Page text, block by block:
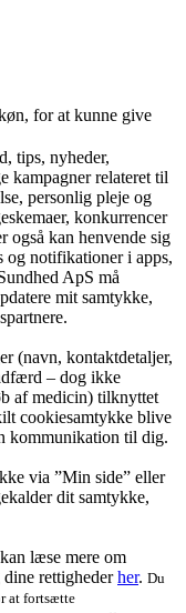
for at kunne give
tips, nyheder,
kampagner relateret til
personlig pleje og
konkurrencer
også kan henvende sig
og notifikationer i apps,
ApS må
mit samtykke,
(navn, kontaktdetaljer,
– dog ikke
af medicin) tilknyttet
cookiesamtykke blive
kommunikation til dig.
via ”Min side” eller
dit samtykke,
læse mere om
rettighederher. Du
at fortsætte